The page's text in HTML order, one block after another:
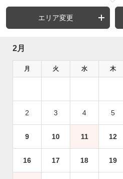
エリア変更
2月
月 火 水 木
2 3 4 5
9 10 11 12
16 17 18 19